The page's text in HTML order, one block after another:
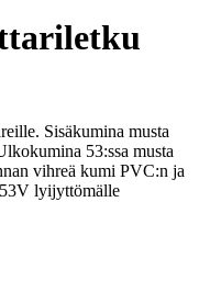
Sisäkumina musta
53:ssa musta
vihreä kumi PVC:n ja
lyijyttömälle